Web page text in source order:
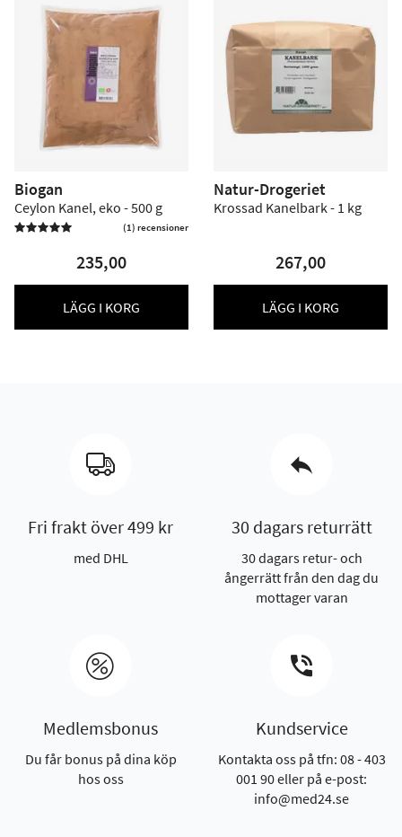
Biogan
Ceylon Kanel, eko - 500 g
 (1) recensioner
235,00
LÄGG I KORG
Natur-Drogeriet
Krossad Kanelbark - 1 kg
267,00
LÄGG I KORG
Fri frakt över 499 kr
med DHL
30 dagars returrätt
30 dagars retur- och
ångerrätt från den dag du
mottager varan
Medlemsbonus
Du får bonus på dina köp
hos oss
Kundservice
Kontakta oss på tfn: 08 - 403
001 90 eller på e-post:
info@med24.se